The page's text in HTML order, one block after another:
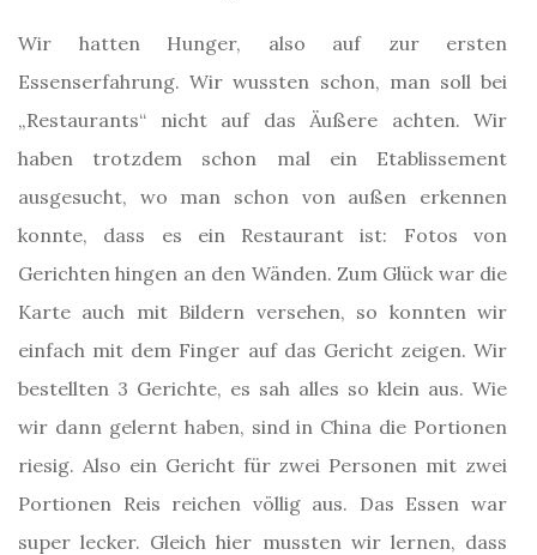
Wir hatten Hunger, also auf zur ersten
Essenserfahrung. Wir wussten schon, man soll bei
„Restaurants“ nicht auf das Äußere achten. Wir
haben trotzdem schon mal ein Etablissement
ausgesucht, wo man schon von außen erkennen
konnte, dass es ein Restaurant ist: Fotos von
Gerichten hingen an den Wänden. Zum Glück war die
Karte auch mit Bildern versehen, so konnten wir
einfach mit dem Finger auf das Gericht zeigen. Wir
bestellten 3 Gerichte, es sah alles so klein aus. Wie
wir dann gelernt haben, sind in China die Portionen
riesig. Also ein Gericht für zwei Personen mit zwei
Portionen Reis reichen völlig aus. Das Essen war
super lecker. Gleich hier mussten wir lernen, dass